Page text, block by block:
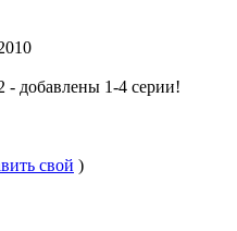
- добавлены 1-4 серии!
свой )